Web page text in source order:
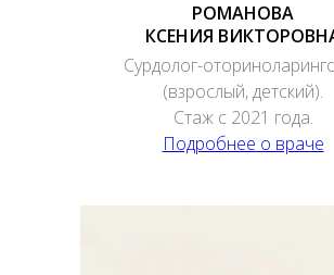
РОМАНОВА
КСЕНИЯ
Сурдолог-
(взрослый, детский).
Стаж с 2021 года.
Подробнее о враче